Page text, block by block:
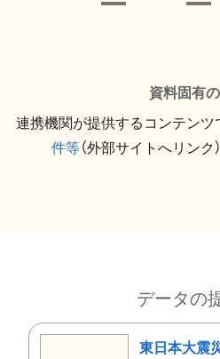
資料固有
連携機関が提供するコンテンツ
件等（外部サイトへリンク
データの
東日本大震